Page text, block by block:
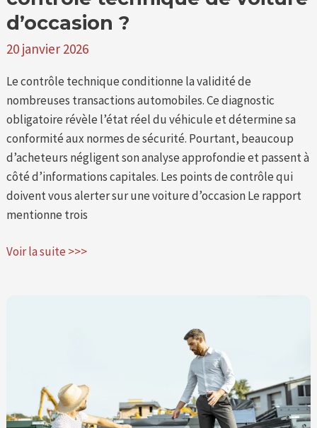
d’occasion ?
20 janvier 2026
Le contrôle technique conditionne la validité de
nombreuses transactions automobiles. Ce diagnostic
obligatoire révèle l’état réel du véhicule et détermine sa
conformité aux normes de sécurité. Pourtant, beaucoup
d’acheteurs négligent son analyse approfondie et passent à
côté d’informations capitales. Les points de contrôle qui
doivent vous alerter sur une voiture d’occasion Le rapport
mentionne trois
Voir la suite >>>
un